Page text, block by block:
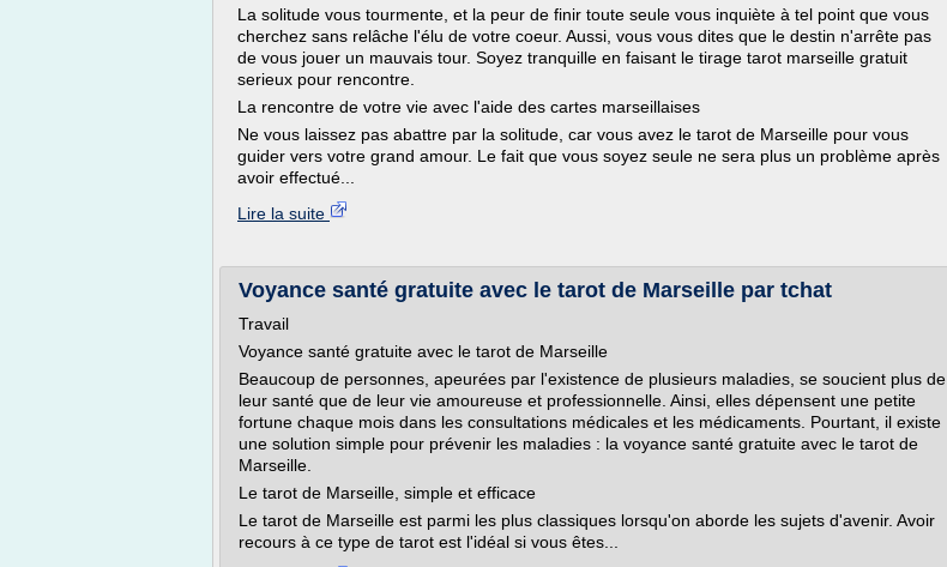
La solitude vous tourmente, et la peur de finir toute seule vous inquiète à tel point que vous
cherchez sans relâche l'élu de votre coeur. Aussi, vous vous dites que le destin n'arrête pas
de vous jouer un mauvais tour. Soyez tranquille en faisant le tirage tarot marseille gratuit
serieux pour rencontre.
La rencontre de votre vie avec l'aide des cartes marseillaises
Ne vous laissez pas abattre par la solitude, car vous avez le tarot de Marseille pour vous
guider vers votre grand amour. Le fait que vous soyez seule ne sera plus un problème après
avoir effectué...
Lire la suite
Voyance santé gratuite avec le tarot de Marseille par tchat
Travail
Voyance santé gratuite avec le tarot de Marseille
Beaucoup de personnes, apeurées par l'existence de plusieurs maladies, se soucient plus de
leur santé que de leur vie amoureuse et professionnelle. Ainsi, elles dépensent une petite
fortune chaque mois dans les consultations médicales et les médicaments. Pourtant, il existe
une solution simple pour prévenir les maladies : la voyance santé gratuite avec le tarot de
Marseille.
Le tarot de Marseille, simple et efficace
Le tarot de Marseille est parmi les plus classiques lorsqu'on aborde les sujets d'avenir. Avoir
recours à ce type de tarot est l'idéal si vous êtes...